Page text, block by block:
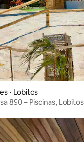
⋅ Lobitos
890 – Piscinas, Lobitos